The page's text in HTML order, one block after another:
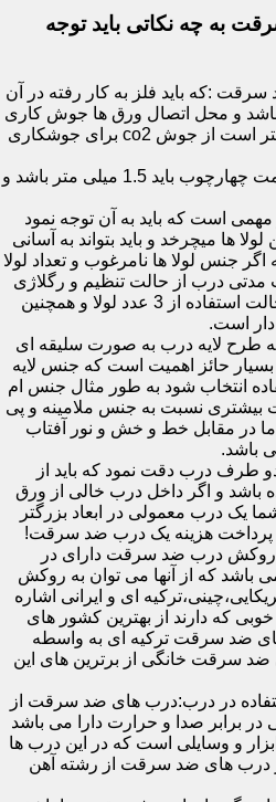
به چه نکاتی باید توجه
:که باید فلز به کار رفته در آن
باشد و محل اتصال ورق ها جوش کاری
مناسبی داشته باشند و بهتر است از جوش co2 برای جوشکاری
ضخامت چهارچوب:ضخامت چهارچوب باید 1.5 میلی متر باشد و
مهمی است که باید به آن توجه نمود
ها میچرخد و باید بتواند به آسانی
جنس لولا ها نامرغوب و تعداد لولا
درب از حالت تنظیم و رگلاژی
خارج میشود که بهترین حالت استفاده از 3 عدد لولا و همچنین
دار است.
لایه درب به صورت سلیقه ای
بسیار حائز اهمیت است که جنس لایه
انتخاب شود به طور مثال جنس ام
بیشتری نسبت به جنس ملامینه و پی
در مقابل خط و خش و نور آفتاب
باشد.
طرف درب دقت نمود که باید از
باشد و اگر داخل درب خالی از ورق
یک درب معمولی در ابعاد بزرگتر
با پرداخت هزینه یک درب ضد سرقت!
درب ضد سرقت دارای در
باشد که از آنها می توان به روکش
ای و ایرانی اشاره
که دارند از بهترین کشور های
ضد سرقت ترکیه ای به واسطه
سرقت خانگی از برترین های این
در درب:درب های ضد سرقت از
در برابر صدا و حرارت دارا می باشد
و وسایلی است که در این درب ها
درب های ضد سرقت از رشته آهن